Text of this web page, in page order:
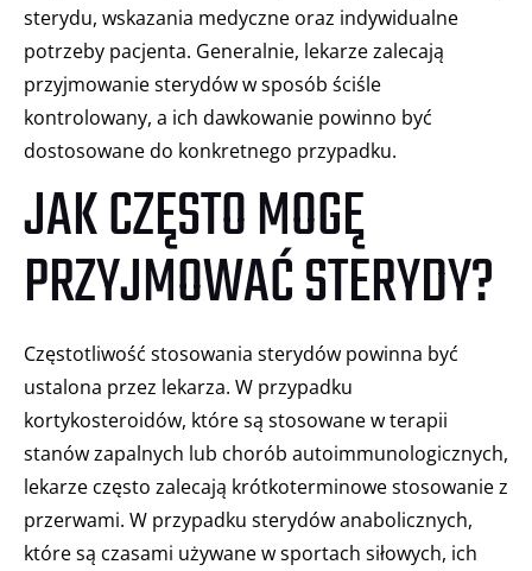
sterydu, wskazania medyczne oraz indywidualne
potrzeby pacjenta. Generalnie, lekarze zalecają
przyjmowanie sterydów w sposób ściśle
kontrolowany, a ich dawkowanie powinno być
dostosowane do konkretnego przypadku.
JAK CZĘSTO MOGĘ
PRZYJMOWAĆ STERYDY?
Częstotliwość stosowania sterydów powinna być
ustalona przez lekarza. W przypadku
kortykosteroidów, które są stosowane w terapii
stanów zapalnych lub chorób autoimmunologicznych,
lekarze często zalecają krótkoterminowe stosowanie z
przerwami. W przypadku sterydów anabolicznych,
które są czasami używane w sportach siłowych, ich